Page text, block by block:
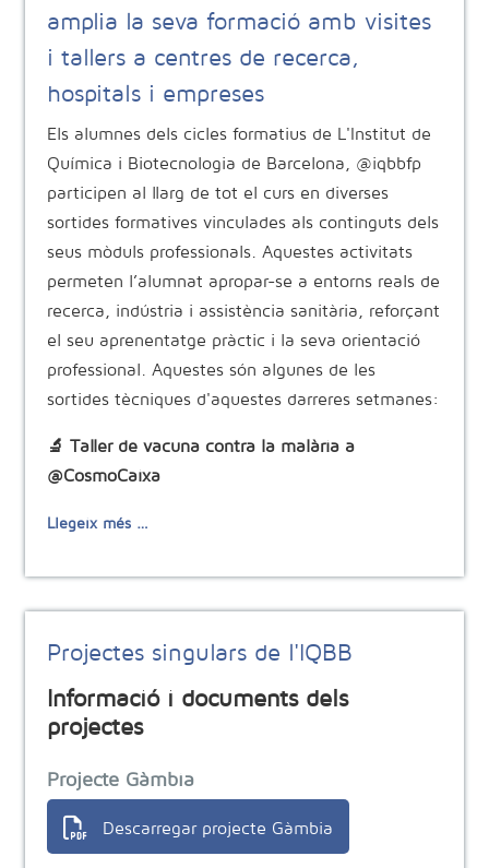
amplia la seva formació amb visites
i tallers a centres de recerca,
hospitals i empreses
Els alumnes dels cicles formatius de L'Institut de
Química i Biotecnologia de Barcelona, @iqbbfp
participen al llarg de tot el curs en diverses
sortides formatives vinculades als continguts dels
seus mòduls professionals. Aquestes activitats
permeten l’alumnat apropar-se a entorns reals de
recerca, indústria i assistència sanitària, reforçant
el seu aprenentatge pràctic i la seva orientació
professional. Aquestes són algunes de les
sortides tècniques d'aquestes darreres setmanes:
🔬 Taller de vacuna contra la malària a
@CosmoCaixa
Llegeix més …
Projectes singulars de l'IQBB
Informació i documents dels
projectes
Projecte Gàmbia
Descarregar projecte Gàmbia